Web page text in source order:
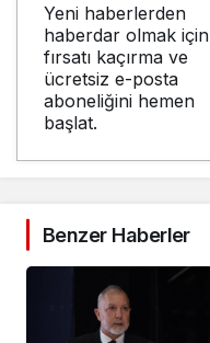
Yeni haberlerden
haberdar olmak için
fırsatı kaçırma ve
ücretsiz e-posta
aboneliğini hemen
başlat.
Benzer Haberler